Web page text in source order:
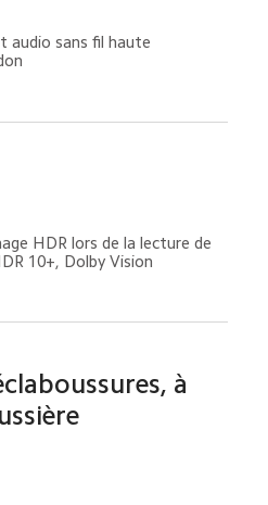
audio sans fil haute
HDR lors de la lecture de
10+, Dolby Vision
à